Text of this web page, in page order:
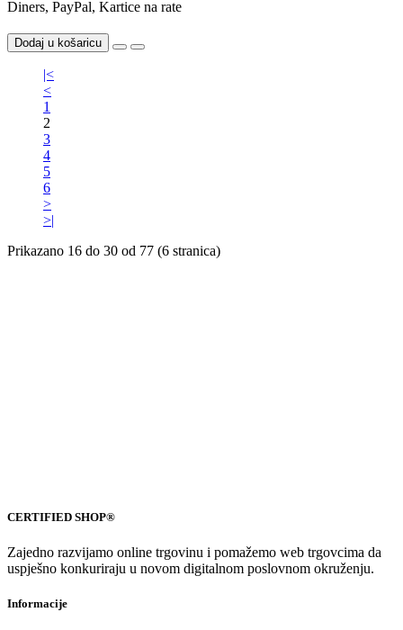
Diners, PayPal, Kartice na rate
Dodaj u košaricu
|<
<
1
2
3
4
5
6
>
>|
Prikazano 16 do 30 od 77 (6 stranica)
CERTIFIED SHOP®
Zajedno razvijamo online trgovinu i pomažemo web trgovcima da
uspješno konkuriraju u novom digitalnom poslovnom okruženju.
Informacije